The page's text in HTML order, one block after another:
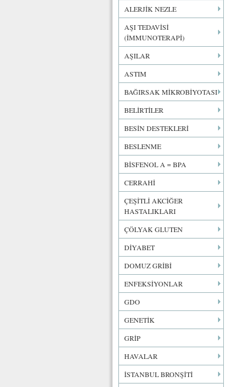
ALERJİK NEZLE
AŞI TEDAVİSİ
(İMMUNOTERAPİ)
AŞILAR
ASTIM
BAĞIRSAK MİKROBİYOTASI
BELİRTİLER
BESİN DESTEKLERİ
BESLENME
BİSFENOL A = BPA
CERRAHİ
ÇEŞİTLİ AKCİĞER
HASTALIKLARI
ÇÖLYAK GLUTEN
DİYABET
DOMUZ GRİBİ
ENFEKSİYONLAR
GDO
GENETİK
GRİP
HAVALAR
İSTANBUL BRONŞİTİ